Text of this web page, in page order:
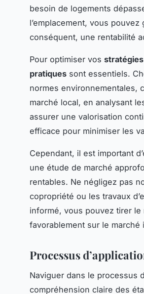
besoin de logements
l’emplacement, vous
conséquent, une rentabilité
Pour optimiser vos
pratiques sont essentiels.
normes environnementales,
marché local, en analysant
assurer une valorisation
efficace pour minimiser les
Cependant, il est important
une étude de marché
rentables. Ne négligez pas
copropriété ou les travaux
informé, vous pouvez tirer
favorablement sur le marché
Processus
Naviguer dans le processus
compréhension claire des